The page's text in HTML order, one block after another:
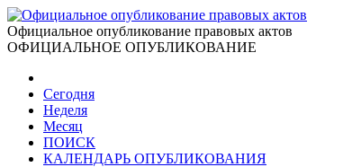
Официальное опубликование правовых актов
ОФИЦИАЛЬНОЕ ОПУБЛИКОВАНИЕ
Сегодня
Неделя
Месяц
ПОИСК
КАЛЕНДАРЬ ОПУБЛИКОВАНИЯ